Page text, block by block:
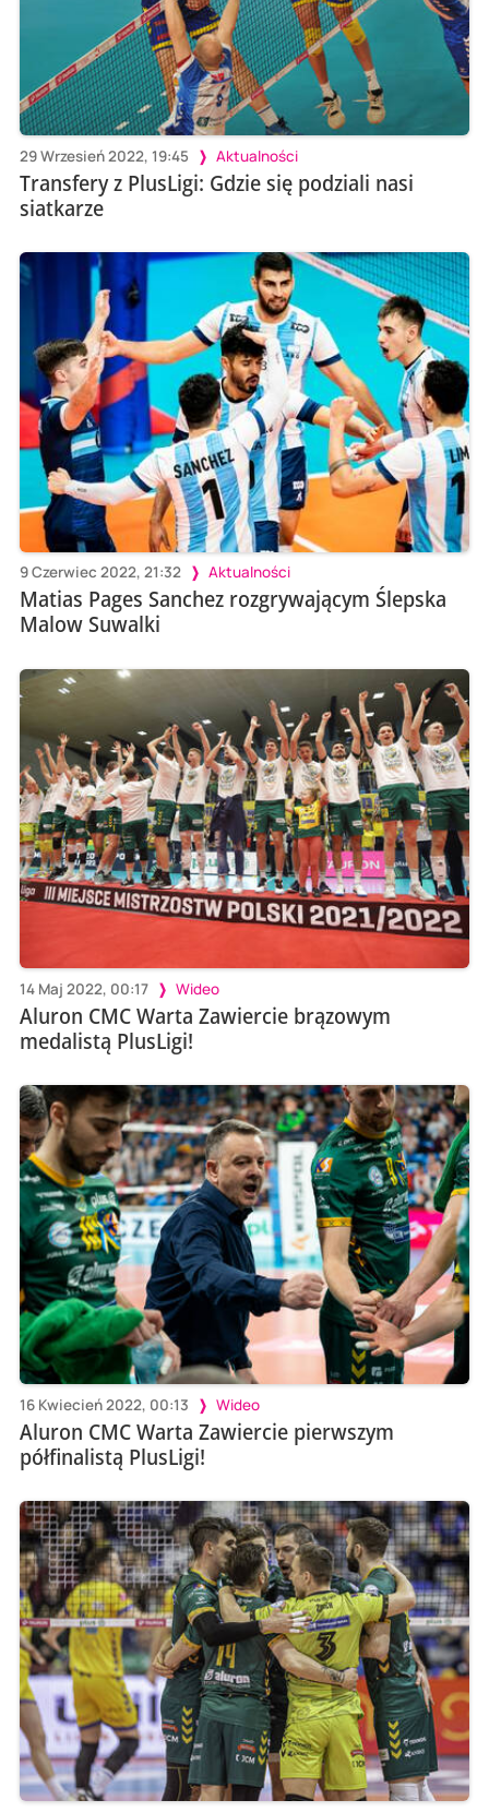
29 Wrzesień 2022, 19:45 Aktualności
Transfery z PlusLigi: Gdzie się podziali nasi
siatkarze
9 Czerwiec 2022, 21:32 Aktualności
Matias Pages Sanchez rozgrywającym Ślepska
Malow Suwalki
14 Maj 2022, 00:17 Wideo
Aluron CMC Warta Zawiercie brązowym
medalistą PlusLigi!
16 Kwiecień 2022, 00:13 Wideo
Aluron CMC Warta Zawiercie pierwszym
półfinalistą PlusLigi!